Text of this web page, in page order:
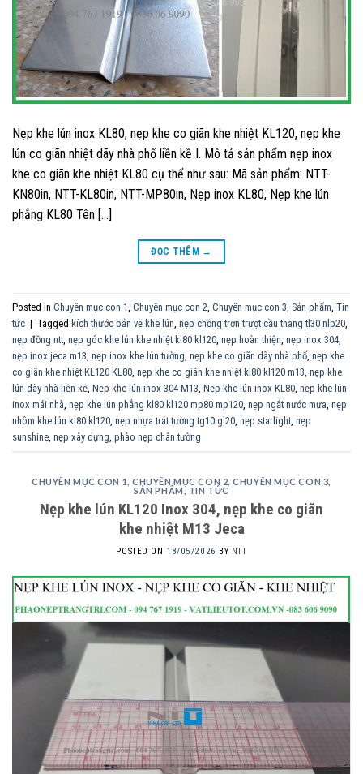
Nẹp khe lún inox KL80, nẹp khe co giãn khe nhiệt KL120, nẹp khe
lún co giãn nhiệt dãy nhà phố liền kề I. Mô tả sản phẩm nẹp inox
khe co giãn khe nhiệt KL80 cụ thể như sau: Mã sản phẩm: NTT-
KN80in, NTT-KL80in, NTT-MP80in, Nẹp inox KL80, Nẹp khe lún
phẳng KL80 Tên […]
ĐỌC THÊM →
Posted in Chuyên mục con 1 Chuyên mục con 2 Chuyên mục con 3 Sản phẩm Tin
tức | Tagged kích thước bản vẽ khe lún nẹp chống trơn trượt cầu thang tl30 nlp20
nẹp đồng ntt nẹp góc khe lún khe nhiệt kl80 kl120 nẹp hoàn thiện nẹp inox 304
nẹp inox jeca m13 nẹp inox khe lún tường nẹp khe co giãn dãy nhà phố, nẹp khe
co giãn khe nhiệt KL120 KL80 nẹp khe co giãn khe nhiệt kl80 kl120 m13 nẹp khe
lún dãy nhà liền kề Nẹp khe lún inox 304 M13 Nẹp khe lún inox KL80 nẹp khe lún
inox mái nhà nẹp khe lún phẳng kl80 kl120 mp80 mp120 nẹp ngắt nước mưa nẹp
nhôm khe lún kl80 kl120 nẹp nhựa trát tường tg10 gl20 nẹp starlight nẹp
sunshine nẹp xây dựng phào nẹp chân tường
CHUYÊN MỤC CON 1 ,CHUYÊN MỤC CON 2 ,CHUYÊN MỤC CON 3
SẢN PHẨM
TIN TỨC
Nẹp khe lún KL120 Inox 304, nẹp khe co giãn
khe nhiệt M13 Jeca
POSTED ON 18/05/2026 BY NTT